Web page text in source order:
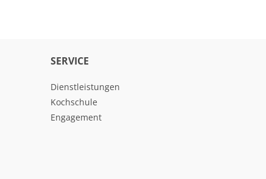
SERVICE
Dienstleistungen
Kochschule
Engagement